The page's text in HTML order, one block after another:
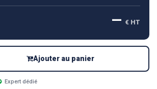
— € HT
Ajouter au panier
Expert dédié